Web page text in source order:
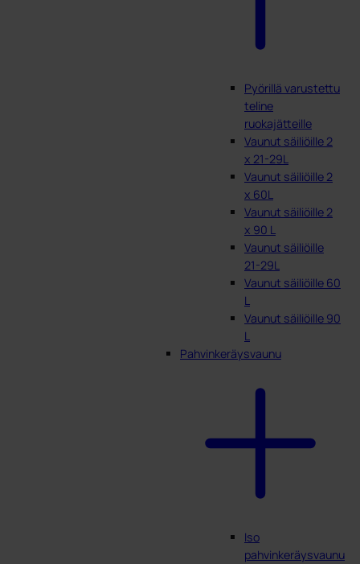
Pyörillä varustettu
teline
ruokajätteille
Vaunut säiliöille 2
x 21-29L
Vaunut säiliöille 2
x 60L
Vaunut säiliöille 2
x 90 L
Vaunut säiliöille
21-29L
Vaunut säiliöille 60
L
Vaunut säiliöille 90
L
Pahvinkeräysvaunu
Iso
pahvinkeräysvaunu